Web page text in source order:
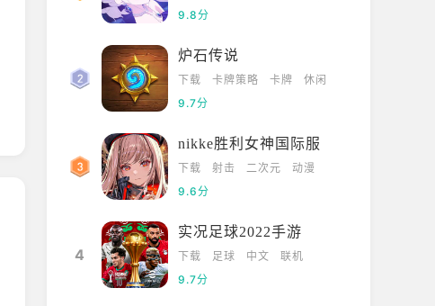
载
9.8分
炉石传说
下载 卡牌策略 卡牌
休闲
9.7分
nikke胜利女神国际服
下载 射击 二次元
动漫
9.6分
4
实况足球2022手游
下载 足球 中文
联机
9.7分